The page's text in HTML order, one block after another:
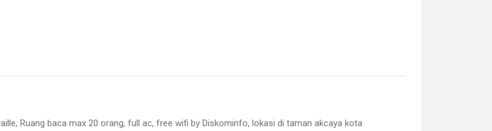
Ruang baca max 20 orang, full ac, free wifi by Diskominfo, lokasi di taman akcaya kota